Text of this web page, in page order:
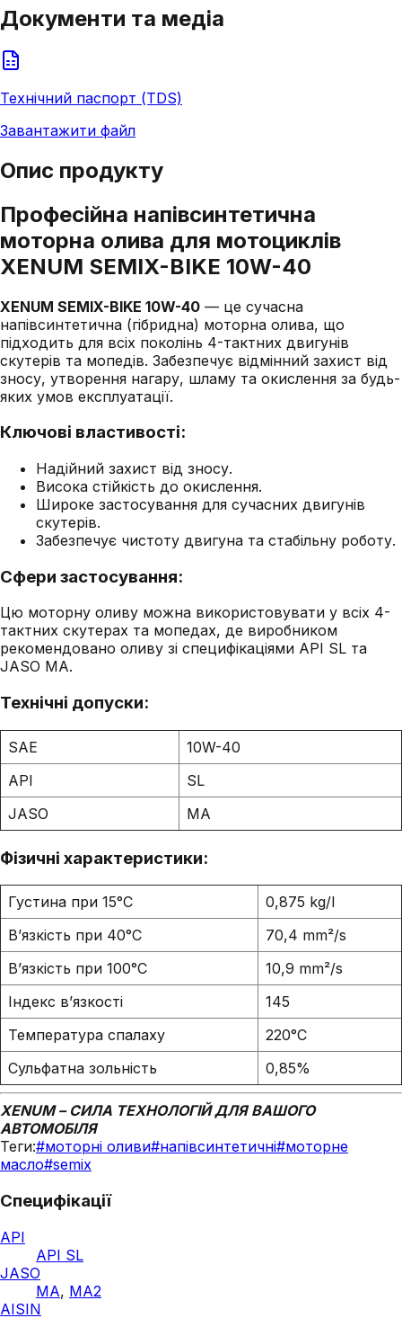
Документи та медіа
Технічний паспорт (TDS)
Завантажити файл
Опис продукту
Професійна напівсинтетична
моторна олива для мотоциклів
XENUM SEMIX-BIKE 10W-40
XENUM SEMIX-BIKE 10W-40 — це сучасна
напівсинтетична (гібридна) моторна олива, що
підходить для всіх поколінь 4-тактних двигунів
скутерів та мопедів. Забезпечує відмінний захист від
зносу, утворення нагару, шламу та окислення за будь-
яких умов експлуатації.
Ключові властивості:
Надійний захист від зносу.
Висока стійкість до окислення.
Широке застосування для сучасних двигунів
скутерів.
Забезпечує чистоту двигуна та стабільну роботу.
Сфери застосування:
Цю моторну оливу можна використовувати у всіх 4-
тактних скутерах та мопедах, де виробником
рекомендовано оливу зі специфікаціями API SL та
JASO MA.
Технічні допуски:
SAE
10W-40
API
SL
JASO
MA
Фізичні характеристики:
Густина при 15°C
0,875 kg/l
В’язкість при 40°C
70,4 mm²/s
В’язкість при 100°C
10,9 mm²/s
Індекс в’язкості
145
Температура спалаху
220°C
Сульфатна зольність
0,85%
XENUM – СИЛА ТЕХНОЛОГІЙ ДЛЯ ВАШОГО
АВТОМОБІЛЯ
Теги:#моторні оливи#напівсинтетичні#моторне
масло#semix
Специфікації
API
API SL
JASO
MA, MA2
AISIN